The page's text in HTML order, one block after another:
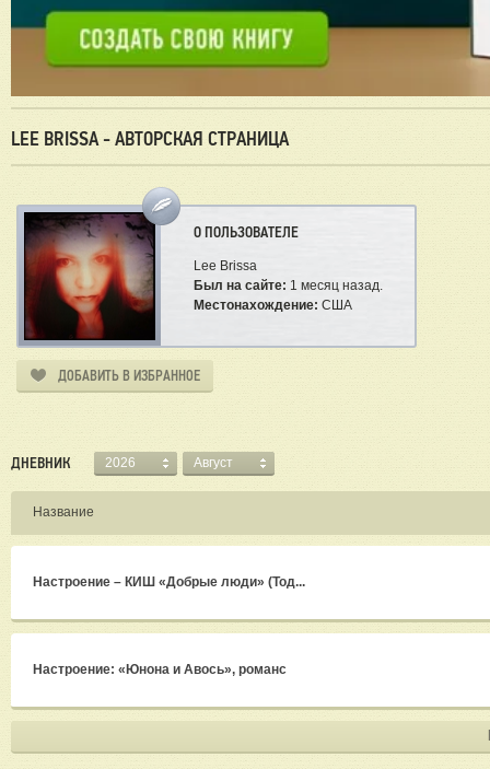
LEE BRISSA - АВТОРСКАЯ СТРАНИЦА
О ПОЛЬЗОВАТЕЛЕ
Lee Brissa
Был на сайте: 1 месяц назад.
Местонахождение: США
ДОБАВИТЬ В ИЗБРАННОЕ
ДНЕВНИК 2026 Август
Название
Настроение – КИШ «Добрые люди» (Тод...
Настроение: «Юнона и Авось», романс